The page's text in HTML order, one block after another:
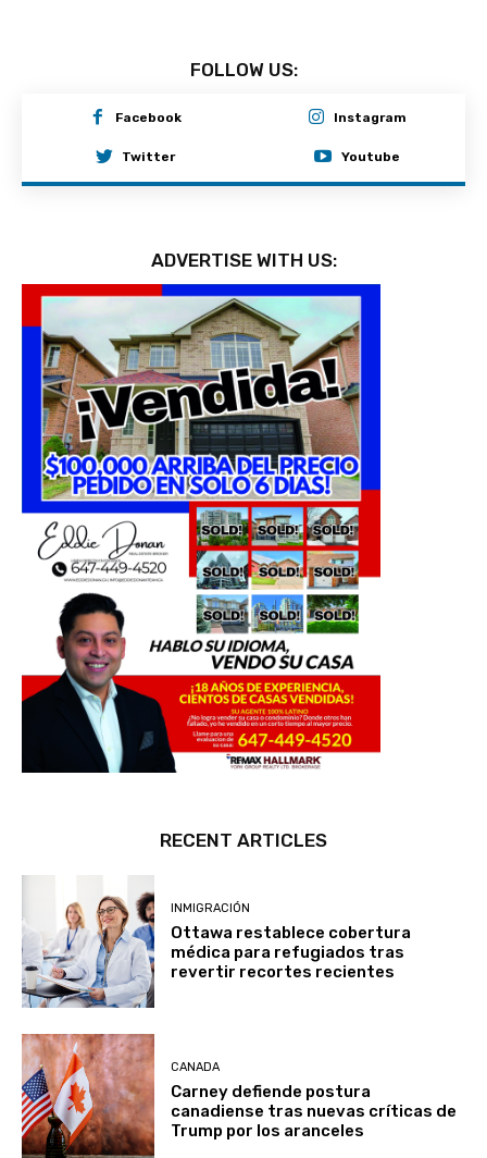
FOLLOW US:
Facebook Instagram
Twitter Youtube
ADVERTISE WITH US:
RECENT ARTICLES
INMIGRACIÓN
Ottawa restablece cobertura
médica para refugiados tras
revertir recortes recientes
CANADA
Carney defiende postura
canadiense tras nuevas críticas de
Trump por los aranceles